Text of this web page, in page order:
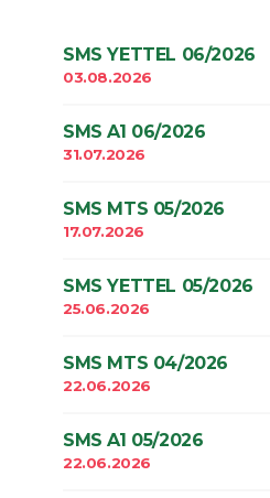
SMS YETTEL 06/2026
03.08.2026
SMS A1 06/2026
31.07.2026
SMS MTS 05/2026
17.07.2026
SMS YETTEL 05/2026
25.06.2026
SMS MTS 04/2026
22.06.2026
SMS A1 05/2026
22.06.2026